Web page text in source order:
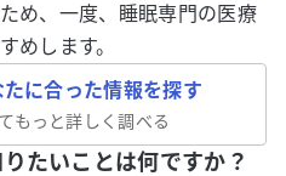
め、一度、睡眠専門の医療
めします。
に合った情報を探す
もっと詳しく調べる
たいことは何ですか？